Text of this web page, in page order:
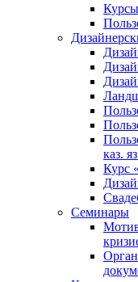
каз.
Курс
Семинары